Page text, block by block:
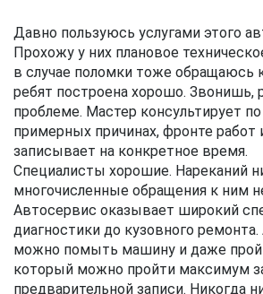
Давно пользуюсь услугами этого
Прохожу у них плановое
в случае поломки тоже обращаюсь
ребят построена хорошо. Звонишь,
проблеме. Мастер консультирует
примерных причинах, фронте работ
записывает на конкретное время.
Специалисты хорошие. Нареканий
многочисленные обращения к ним
Автосервис оказывает широкий
диагностики до кузовного
можно помыть машину и даже
который можно пройти максимум
предварительной записи. Никогда